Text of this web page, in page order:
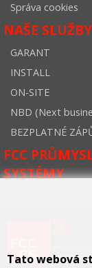
Správa cookies
NAŠE SLUŽBY
GARANT
INSTALL
ON-SITE
NBD (Next
BEZPLATNÉ
FCC
SYSTÉMY
Tato webová